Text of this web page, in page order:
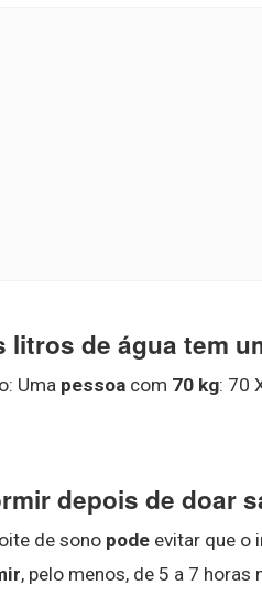
litros de água tem
Uma pessoa com 70 kg: 70
depois de doar
de sono pode evitar que o
, pelo menos, de 5 a 7 horas